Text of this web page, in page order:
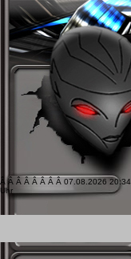
Â Â Â Â Â Â Â Â 07.08.2026 20:34
Uhr